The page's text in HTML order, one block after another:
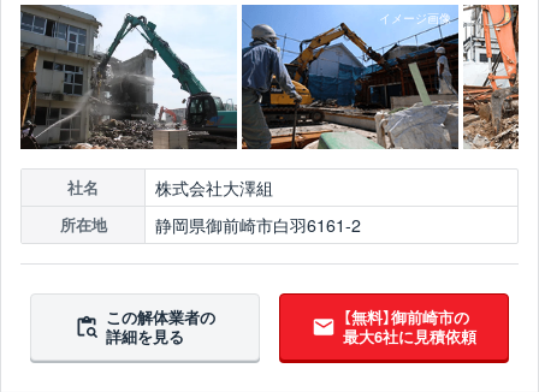
社名 株式会社大澤組
所在地 静岡県御前崎市白羽6161-2
この解体業者の
詳細を見る
【無料】御前崎市の
最大6社に見積依頼